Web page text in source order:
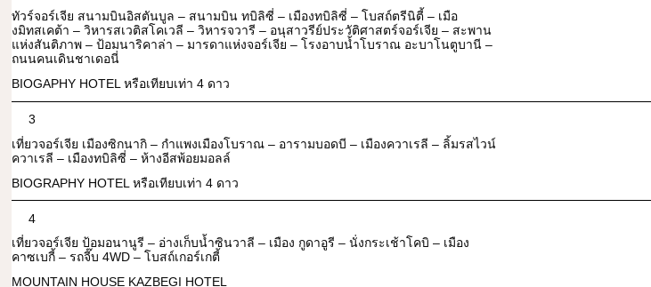
ทัวร์จอร์เจีย สนามบินอิสตันบูล – สนามบิน ทบิลิซี่ – เมืองทบิลิซี่ – โบสถ์ตรีนิตี้ – เมือ
งมิทสเคต้า – วิหารสเวติสโคเวลี – วิหารจวารี – อนุสาวรีย์ประวัติศาสตร์จอร์เจีย – สะพาน
แห่งสันติภาพ – ป้อมนาริคาล่า – มารดาแห่งจอร์เจีย – โรงอาบน้ำโบราณ อะบาโนตูบานี –
ถนนคนเดินชาเดอนี่
BIOGAPHY HOTEL หรือเทียบเท่า 4 ดาว
3
เที่ยวจอร์เจีย เมืองซิกนากิ – กำแพงเมืองโบราณ – อารามบอดบี – เมืองควาเรลี – ลิ้มรสไวน์
ควาเรลี – เมืองทบิลิซี่ – ห้างอีสพ้อยมอลล์
BIOGRAPHY HOTEL หรือเทียบเท่า 4 ดาว
4
เที่ยวจอร์เจีย ป้อมอนานูรี – อ่างเก็บน้ำซินวาลี – เมือง กูดาอูรี – นั่งกระเช้าโคบิ – เมือง
คาซเบกี้ – รถจี๊บ 4WD – โบสถ์เกอร์เกตี้
MOUNTAIN HOUSE KAZBEGI HOTEL